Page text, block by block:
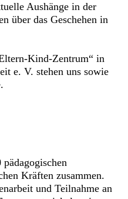
Aushänge in der
über das Geschehen in
Kind-Zentrum“ in
e. V. stehen uns sowie
Kräften zusammen.
und Teilnahme an